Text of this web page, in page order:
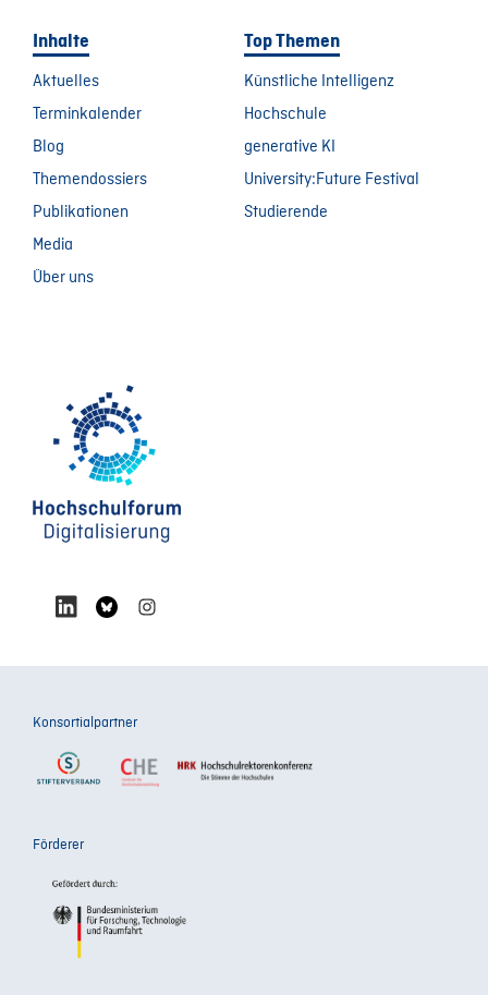
Inhalte
Aktuelles
Terminkalender
Blog
Themendossiers
Publikationen
Media
Über uns
Top Themen
Künstliche Intelligenz
Hochschule
generative KI
University:Future Festival
Studierende
Konsortialpartner
Förderer